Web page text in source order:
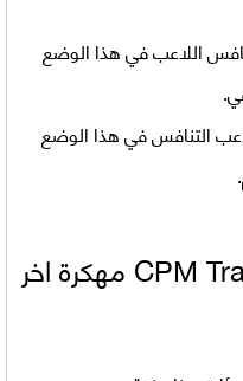
اللاعب في هذا الوضع
التنافس في هذا الوضع
CPM Traffic Racer مهكرة اخر